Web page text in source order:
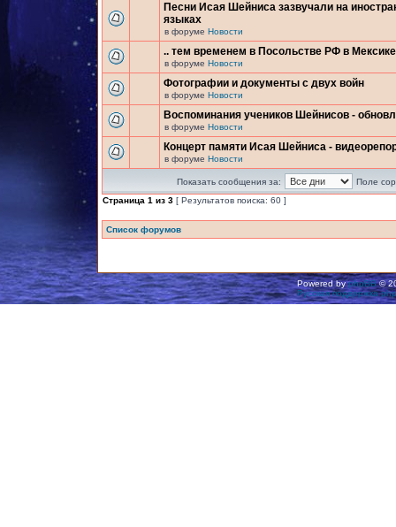
Песни Исая Шейниса зазвучали на
языках
в форуме Новости
.. тем временем в Посольстве РФ в
в форуме Новости
Фотографии и документы с двух войн
в форуме Новости
Воспоминания учеников Шейнисов -
в форуме Новости
Концерт памяти Исая Шейниса -
в форуме Новости
Показать сообщения за:
Поле
Страница 1 из 3 [ Результатов поиска: 60 ]
Список форумов
Powered byphpBB©
Русская поддержка